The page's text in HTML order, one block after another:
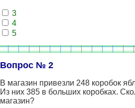
3
4
5
Вопрос № 2
В магазин привезли 248 коробок
Из них 385 в больших коробках.
магазин?